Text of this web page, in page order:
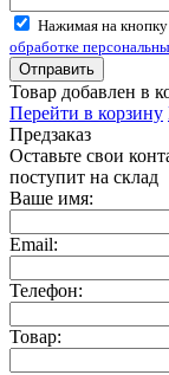
Нажимая на
обработке
Товар добавлен в
Перейти в корзину
Предзаказ
Оставьте свои
поступит на склад
Ваше имя:
Email:
Телефон:
Товар: